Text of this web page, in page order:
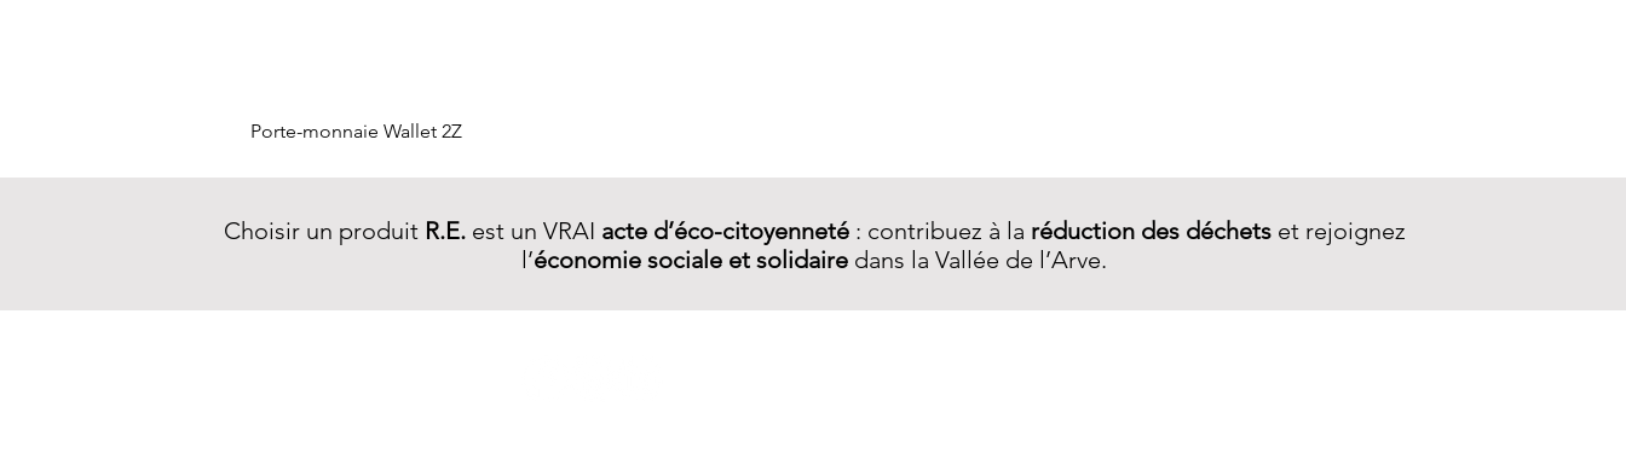
Porte-monnaie Wallet 2Z
Choisir un produit R.E.est un VRAI acte d’éco-citoyenneté: contribuez à la réduction des déchets et rejoignez
l’économie sociale et solidaire dans la Vallée de l’Arve.